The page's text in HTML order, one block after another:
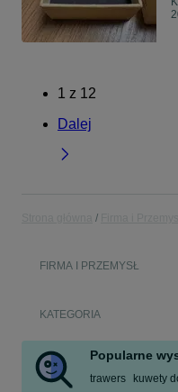
1 z 12
Dalej
FIRMA I PRZEMYSŁ
KATEGORIA
Popularne
trawers kuwety